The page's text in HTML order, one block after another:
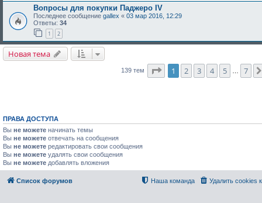
Вопросы для покупки Паджеро IV
Последнее сообщение gallex « 03 мар 2016, 12:29
Ответы: 34
1 2
Новая тема
139 тем Страница1 из
1 2 3 4 5 … 7
ПРАВА ДОСТУПА
Вы не можете начинать темы
Вы не можете отвечать на сообщения
Вы не можете редактировать свои сообщения
Вы не можете удалять свои сообщения
Вы не можете добавлять вложения
Список форумов Удалить cookies
Наша команда